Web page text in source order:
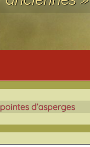
pointes d’asperges